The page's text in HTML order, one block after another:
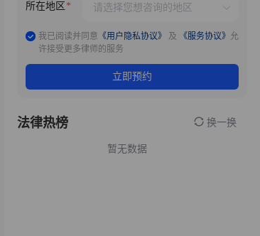
所在地区
我已阅读并同意 《用户隐私协议》 及 《服务协议》 允
许接受更多律师的服务
立即预约
法律热榜 换一换
暂无数据